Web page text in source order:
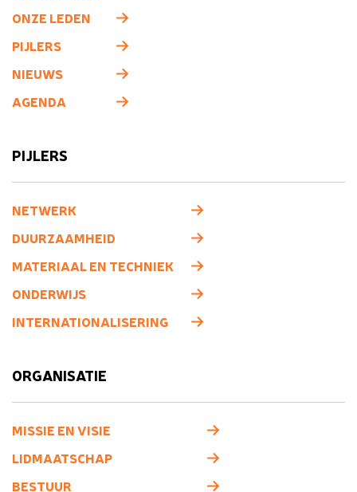
ONZE LEDEN
PIJLERS
NIEUWS
AGENDA
PIJLERS
NETWERK
DUURZAAMHEID
MATERIAAL EN TECHNIEK
ONDERWIJS
INTERNATIONALISERING
ORGANISATIE
MISSIE EN VISIE
LIDMAATSCHAP
BESTUUR